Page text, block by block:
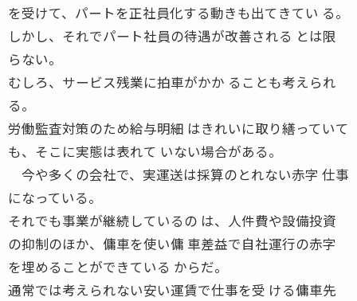
を受けて、パートを正社員化する動きも出てきてい る。
しかし、それでパート社員の待遇が改善される とは限
らない。
むしろ、サービス残業に拍車がかか ることも考えられ
る。
労働監査対策のため給与明細 はきれいに取り繕っていて
も、そこに実態は表れて いない場合がある。
今や多くの会社で、実運送は採算のとれない赤字 仕事
になっている。
それでも事業が継続しているの は、人件費や設備投資
の抑制のほか、傭車を使い傭 車差益で自社運行の赤字
を埋めることができている からだ。
通常では考えられない安い運賃で仕事を受 ける傭車先